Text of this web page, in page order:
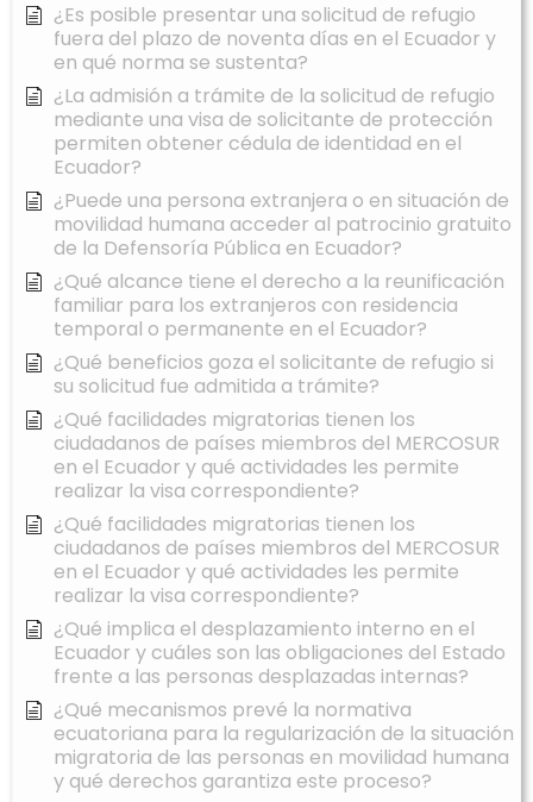
¿Es posible presentar una solicitud de refugio
fuera del plazo de noventa días en el Ecuador y
en qué norma se sustenta?
¿La admisión a trámite de la solicitud de refugio
mediante una visa de solicitante de protección
permiten obtener cédula de identidad en el
Ecuador?
¿Puede una persona extranjera o en situación de
movilidad humana acceder al patrocinio gratuito
de la Defensoría Pública en Ecuador?
¿Qué alcance tiene el derecho a la reunificación
familiar para los extranjeros con residencia
temporal o permanente en el Ecuador?
¿Qué beneficios goza el solicitante de refugio si
su solicitud fue admitida a trámite?
¿Qué facilidades migratorias tienen los
ciudadanos de países miembros del MERCOSUR
en el Ecuador y qué actividades les permite
realizar la visa correspondiente?
¿Qué facilidades migratorias tienen los
ciudadanos de países miembros del MERCOSUR
en el Ecuador y qué actividades les permite
realizar la visa correspondiente?
¿Qué implica el desplazamiento interno en el
Ecuador y cuáles son las obligaciones del Estado
frente a las personas desplazadas internas?
¿Qué mecanismos prevé la normativa
ecuatoriana para la regularización de la situación
migratoria de las personas en movilidad humana
y qué derechos garantiza este proceso?